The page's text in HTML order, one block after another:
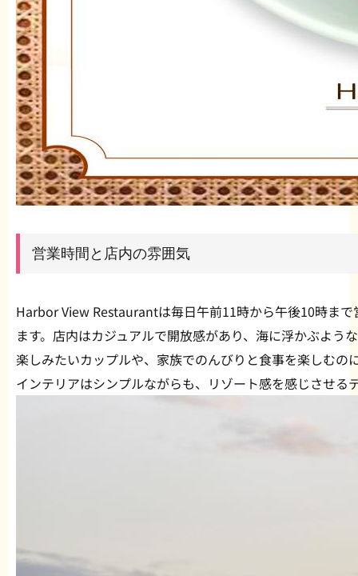
営業時間と店内の雰囲気
Harbor View Restaurantは毎日午前11時から午後10時ま
ます。店内はカジュアルで開放感があり、海に浮かぶよう
楽しみたいカップルや、家族でのんびりと食事を楽しむの
インテリアはシンプルながらも、リゾート感を感じさせる